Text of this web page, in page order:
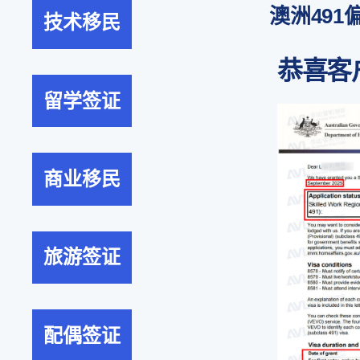
技术移民
留学签证
商业移民
旅游签证
配偶签证
澳洲491
恭喜客